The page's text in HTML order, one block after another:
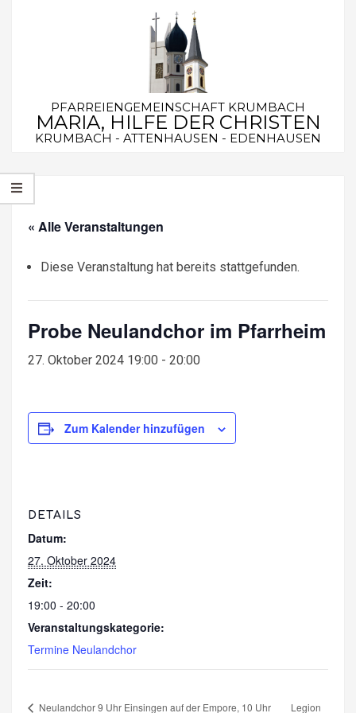
PFARREIENGEMEINSCHAFT KRUMBACH
MARIA, HILFE DER CHRISTEN
KRUMBACH - ATTENHAUSEN - EDENHAUSEN
Secondary
Navigation
« Alle Veranstaltungen
Diese Veranstaltung hat bereits stattgefunden.
Probe Neulandchor im Pfarrheim
27. Oktober 2024 19:00 - 20:00
Zum Kalender hinzufügen
DETAILS
Datum:
27. Oktober 2024
Zeit:
19:00 - 20:00
Veranstaltungskategorie:
Termine Neulandchor
Neulandchor 9 Uhr Einsingen auf der Empore, 10 Uhr Legion